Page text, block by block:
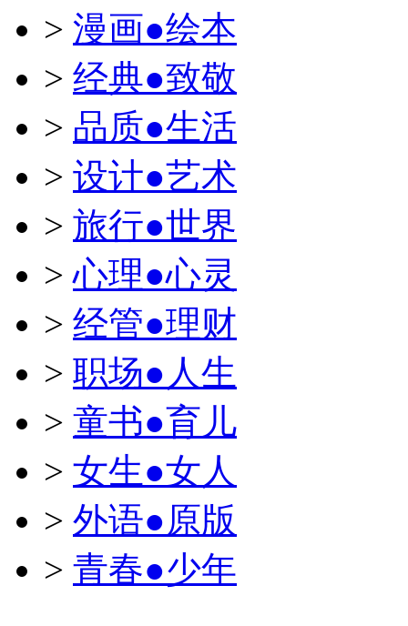
> 漫画●绘本
> 经典●致敬
> 品质●生活
> 设计●艺术
> 旅行●世界
>心理●心灵
> 经管●理财
> 职场●人生
> 童书●育儿
> 女生●女人
> 外语●原版
> 青春●少年